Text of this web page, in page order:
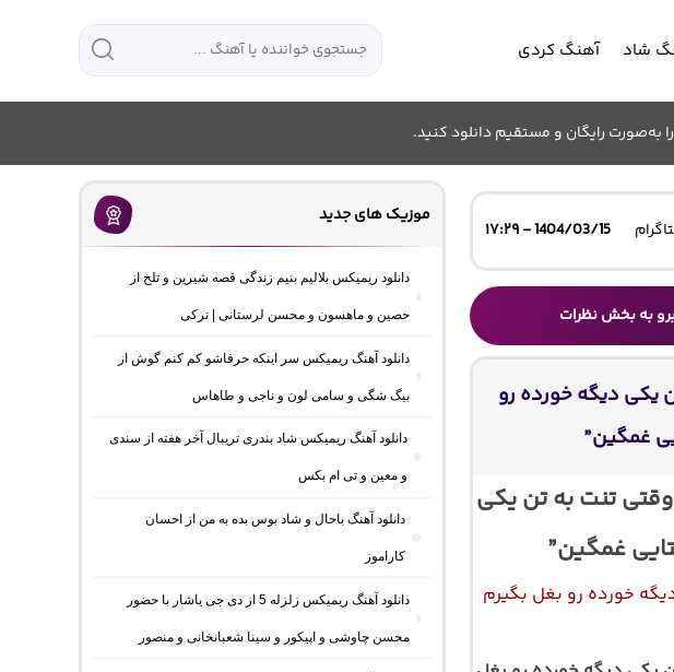
شاد آهنگ کردی
به‌صورت رایگان و مستقیم دانلود کنید.
1404/03/15 - ۱۷:۲۹
به بخش نظرات
یکی دیگه خورده رو
غمگین”
تنت به تن یکی
غمگین”
خورده رو بغل بگیرم
موزیک های جدید
دانلود ریمیکس بلالیم بنیم زندگی قصه شیرین و تلخ از
حصین و ماهسون و محسن لرستانی | ترکی
دانلود آهنگ ریمیکس سر اینکه حرفاشو کم کنم گوش از
بیگ شگی و سامی لون و ناجی و طاهاس
دانلود آهنگ ریمیکس شاد بندری تریبال آخر هفته از سندی
و معین و تی ام بکس
دانلود آهنگ باحال و شاد بوس بده به من از احسان
کاراموز
دانلود آهنگ ریمیکس زلزله 5 از دی جی یاشار با حضور
محسن چاوشی و اپیکور و سینا شعبانخانی و منصور